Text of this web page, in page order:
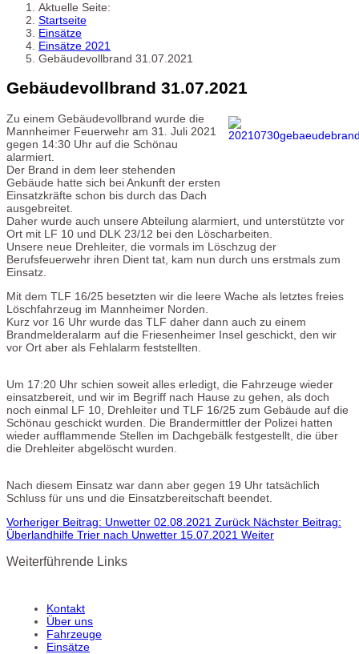
Aktuelle Seite:
Startseite
Einsätze
Einsätze 2021
Gebäudevollbrand 31.07.2021
Gebäudevollbrand 31.07.2021
Zu einem Gebäudevollbrand wurde die
Mannheimer Feuerwehr am 31. Juli 2021
gegen 14:30 Uhr auf die Schönau
alarmiert.
Der Brand in dem leer stehenden
Gebäude hatte sich bei Ankunft der ersten
Einsatzkräfte schon bis durch das Dach
ausgebreitet.
Daher wurde auch unsere Abteilung alarmiert, und unterstützte vor
Ort mit LF 10 und DLK 23/12 bei den Löscharbeiten.
Unsere neue Drehleiter, die vormals im Löschzug der
Berufsfeuerwehr ihren Dient tat, kam nun durch uns erstmals zum
Einsatz.
Mit dem TLF 16/25 besetzten wir die leere Wache als letztes freies
Löschfahrzeug im Mannheimer Norden.
Kurz vor 16 Uhr wurde das TLF daher dann auch zu einem
Brandmelderalarm auf die Friesenheimer Insel geschickt, den wir
vor Ort aber als Fehlalarm feststellten.
Um 17:20 Uhr schien soweit alles erledigt, die Fahrzeuge wieder
einsatzbereit, und wir im Begriff nach Hause zu gehen, als doch
noch einmal LF 10, Drehleiter und TLF 16/25 zum Gebäude auf die
Schönau geschickt wurden. Die Brandermittler der Polizei hatten
wieder aufflammende Stellen im Dachgebälk festgestellt, die über
die Drehleiter abgelöscht wurden.
Nach diesem Einsatz war dann aber gegen 19 Uhr tatsächlich
Schluss für uns und die Einsatzbereitschaft beendet.
Vorheriger Beitrag: Unwetter 02.08.2021 Zurück Nächster Beitrag:
Überlandhilfe Trier nach Unwetter 15.07.2021 Weiter
Weiterführende Links
Kontakt
Über uns
Fahrzeuge
Einsätze